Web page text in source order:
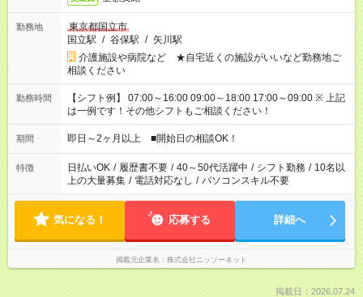
勤務地
東京都国立市
国立駅 / 谷保駅 / 矢川駅
介護施設や病院など ★自宅近くの施設がいいなど勤務地ご
相談ください
勤務時間
【シフト例】 07:00～16:00 09:00～18:00 17:00～09:00 ※ 上記
は一例です！その他シフトもご相談ください！
期間 即日～2ヶ月以上 ■開始日の相談OK！
特徴 日払いOK / 履歴書不要 / 40～50代活躍中 / シフト勤務 / 10名以
上の大量募集 / 電話対応なし / パソコンスキル不要
気になる！ 応募する 詳細へ
掲載元企業名 株式会社ニッソーネット
掲載日：2026.07.24